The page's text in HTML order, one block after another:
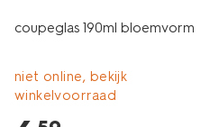
coupeglas 190ml bloemvorm
niet online, bekijk
winkelvoorraad